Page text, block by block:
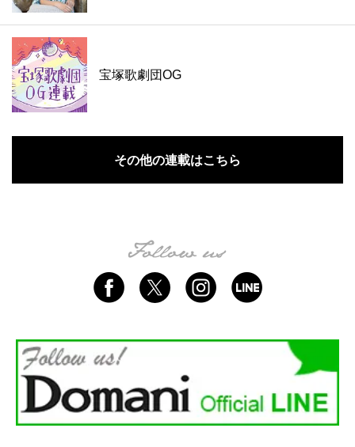
宝塚歌劇団OG
その他の連載はこちら